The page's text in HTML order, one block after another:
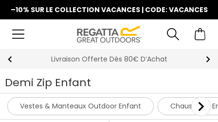
–10% SUR LE COLLECTION VACANCES | CODE: VACANCES
La Nouvelle Collection Est
Demi Zip Enfant
Vestes & Manteaux Outdoor Enfant Chaussures